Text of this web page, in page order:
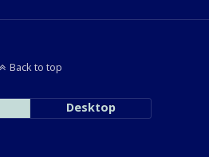
Back to top
Desktop